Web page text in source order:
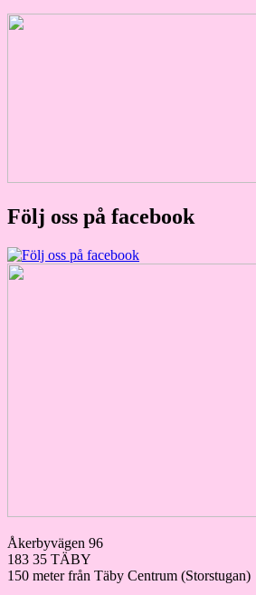
Följ oss på facebook
Åkerbyvägen 96
183 35 TÄBY
150 meter från Täby Centrum (Storstugan)